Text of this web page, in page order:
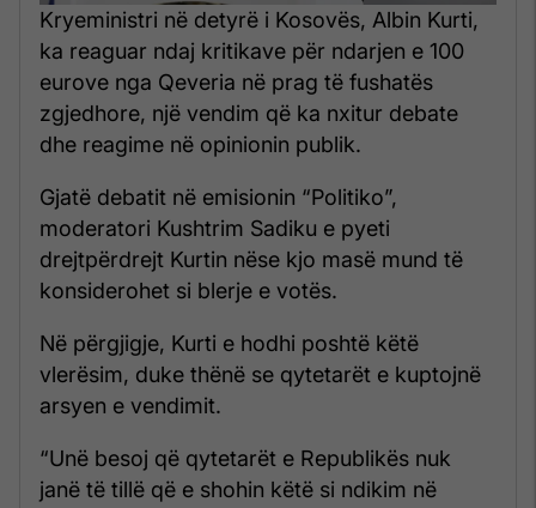
Kryeministri në detyrë i Kosovës, Albin Kurti,
ka reaguar ndaj kritikave për ndarjen e 100
eurove nga Qeveria në prag të fushatës
zgjedhore, një vendim që ka nxitur debate
dhe reagime në opinionin publik.
Gjatë debatit në emisionin “Politiko”,
moderatori Kushtrim Sadiku e pyeti
drejtpërdrejt Kurtin nëse kjo masë mund të
konsiderohet si blerje e votës.
Në përgjigje, Kurti e hodhi poshtë këtë
vlerësim, duke thënë se qytetarët e kuptojnë
arsyen e vendimit.
“Unë besoj që qytetarët e Republikës nuk
janë të tillë që e shohin këtë si ndikim në